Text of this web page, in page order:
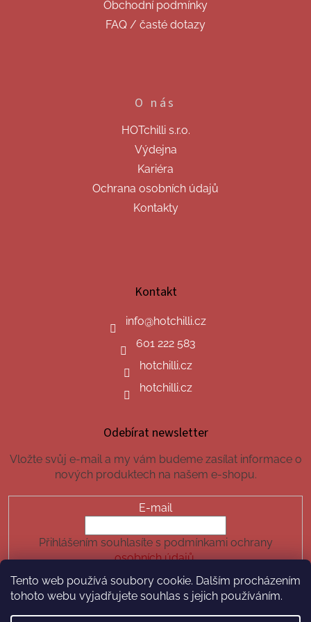
Tento web používá soubory cookie. Dalším procházením
tohoto webu vyjadřujete souhlas s jejich používáním.
ý
p
i
Obchodní podmínky
FAQ / časté dotazy
O nás
HOTchilli s.r.o.
Výdejna
Kariéra
Ochrana osobních údajů
Kontakty
Kontakt
info@hotchilli.cz
601 222 583
hotchilli.cz
hotchilli.cz
Odebírat newsletter
Vložte svůj e-mail a my vám budeme zasílat informace o
nových produktech na našem e-shopu.
E-mail
Přihlášením souhlasíte s podmínkami ochrany
osobních údajů.
PŘIHLÁSIT SE